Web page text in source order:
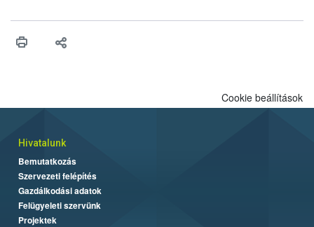
érésű szőlőkben is legyen lehetőség a károsító elleni további
felhasználók számára is elérhető és ökológiai termesztésben is
Cookie beállítások
Hivatalunk
Bemutatkozás
Szervezeti felépítés
Gazdálkodási adatok
Felügyeleti szervünk
Projektek